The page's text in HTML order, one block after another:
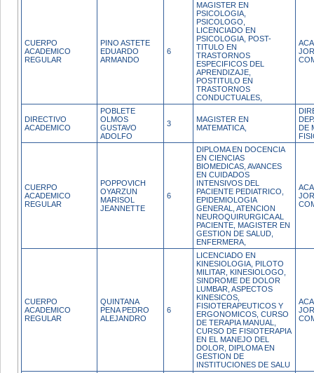
CUERPO
ACADEMICO
REGULAR
PINO ASTETE
EDUARDO
ARMANDO
6
MAGISTER EN
PSICOLOGIA,
PSICOLOGO,
LICENCIADO EN
PSICOLOGIA, POST-
TITULO EN
TRASTORNOS
ESPECIFICOS DEL
APRENDIZAJE,
POSTITULO EN
TRASTORNOS
CONDUCTUALES,
DIRECTIVO
ACADEMICO
POBLETE
OLMOS
GUSTAVO
ADOLFO
3
MAGISTER EN
MATEMATICA,
DE
CUERPO
ACADEMICO
REGULAR
POPPOVICH
OYARZUN
MARISOL
JEANNETTE
6
DIPLOMA EN DOCENCIA
EN CIENCIAS
BIOMEDICAS, AVANCES
EN CUIDADOS
INTENSIVOS DEL
PACIENTE PEDIATRICO,
EPIDEMIOLOGIA
GENERAL, ATENCION
NEUROQUIRURGICA AL
PACIENTE, MAGISTER EN
GESTION DE SALUD,
ENFERMERA,
CUERPO
ACADEMICO
REGULAR
QUINTANA
PENA PEDRO
ALEJANDRO
6
LICENCIADO EN
KINESIOLOGIA, PILOTO
MILITAR, KINESIOLOGO,
SINDROME DE DOLOR
LUMBAR, ASPECTOS
KINESICOS,
FISIOTERAPEUTICOS Y
ERGONOMICOS, CURSO
DE TERAPIA MANUAL,
CURSO DE FISIOTERAPIA
EN EL MANEJO DEL
DOLOR, DIPLOMA EN
GESTION DE
INSTITUCIONES DE SALU